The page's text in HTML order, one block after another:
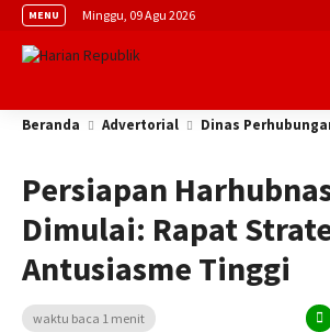
MENU Minggu, 09 Agu 2026
Beranda Advertorial Dinas
Persiapan
Dimulai: Rapat
Antusiasme Tinggi
waktu baca 1 menit